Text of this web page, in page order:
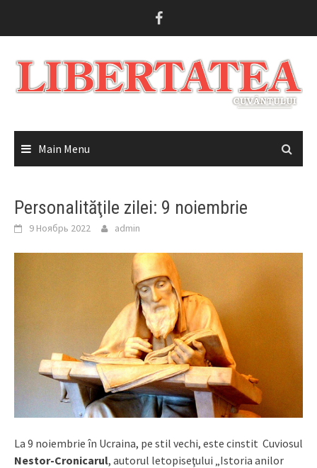
Main Menu
Personalităţile zilei: 9 noiembrie
9 Ноябрь 2022 admin
La 9 noiembrie în Ucraina, pe stil vechi, este cinstit Cuviosul
Nestor-Cronicarul, autorul letopiseţului „Istoria anilor